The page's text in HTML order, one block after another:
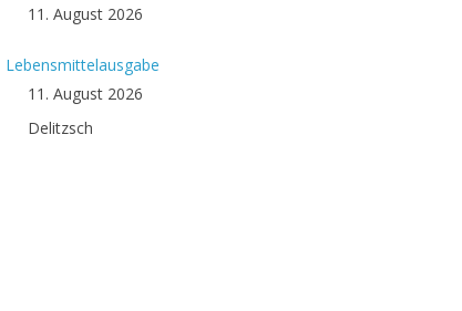
11. August 2026
Lebensmittelausgabe
11. August 2026
Delitzsch